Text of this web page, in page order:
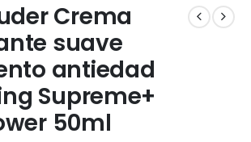
Crema
suave
antiedad
Supreme+
50ml